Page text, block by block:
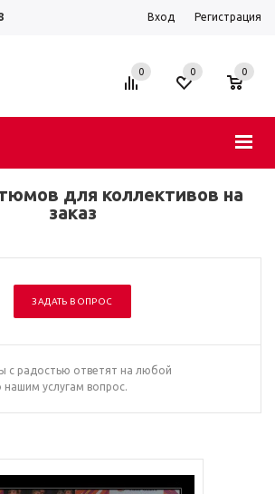
Вход Регистрация
0 0 0
для коллективов на
заказ
ЗАДАТЬ ВОПРОС
с радостью ответят на любой
услугам вопрос.